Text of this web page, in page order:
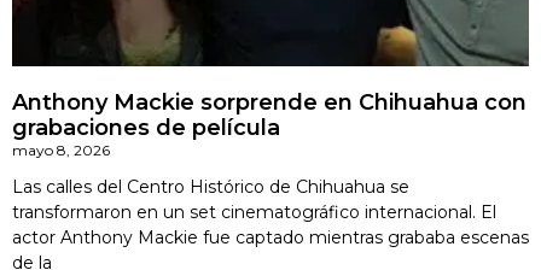
Anthony Mackie sorprende en Chihuahua con
grabaciones de película
mayo 8, 2026
Las calles del Centro Histórico de Chihuahua se
transformaron en un set cinematográfico internacional. El
actor Anthony Mackie fue captado mientras grababa escenas
de la